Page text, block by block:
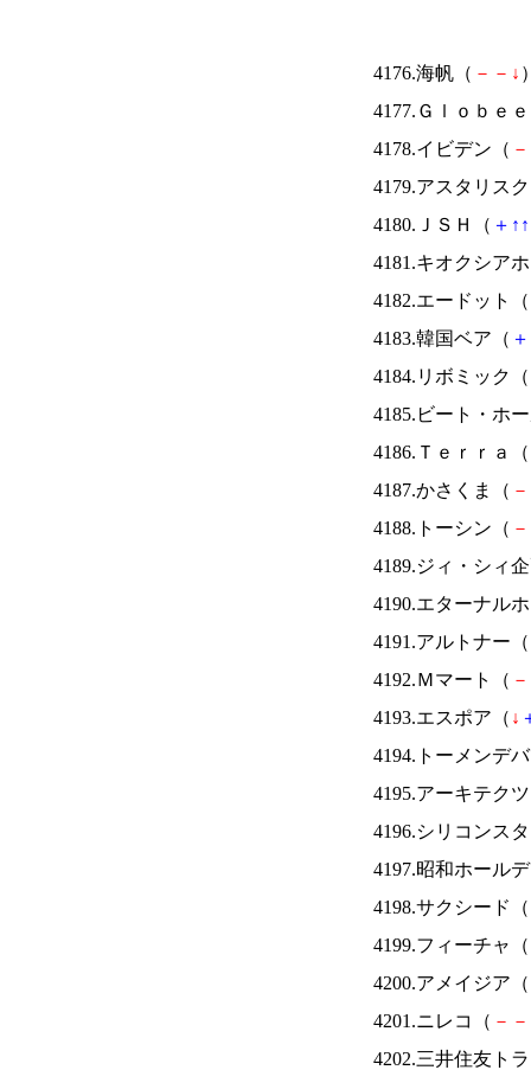
4176.海帆（ － － ↓
4177.Ｇｌｏｂｅ
4178.イビデン（ －
4179.アスタリス
4180.ＪＳＨ（ ＋ ↑ ↑
4181.キオクシア
4182.エードット（
4183.韓国ベア（ ＋
4184.リボミック（
4185.ビート・ホ
4186.Ｔｅｒｒａ（
4187.かさくま（ －
4188.トーシン（ －
4189.ジィ・シィ
4190.エターナル
4191.アルトナー（
4192.Ｍマート（ －
4193.エスポア（ ↓
4194.トーメンデ
4195.アーキテク
4196.シリコンス
4197.昭和ホール
4198.サクシード（
4199.フィーチャ（
4200.アメイジア（
4201.ニレコ（ － －
4202.三井住友ト